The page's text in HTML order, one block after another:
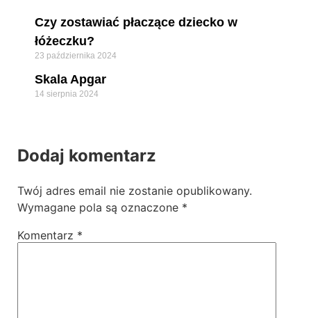
Czy zostawiać płaczące dziecko w
łóżeczku?
23 października 2024
Skala Apgar
14 sierpnia 2024
Dodaj komentarz
Twój adres email nie zostanie opublikowany.
Wymagane pola są oznaczone *
Komentarz *